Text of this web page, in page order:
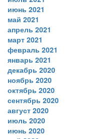
июнь 2021
май 2021
апрель 2021
март 2021
февраль 2021
январь 2021
декабрь 2020
ноябрь 2020
октябрь 2020
сентябрь 2020
август 2020
июль 2020
июнь 2020